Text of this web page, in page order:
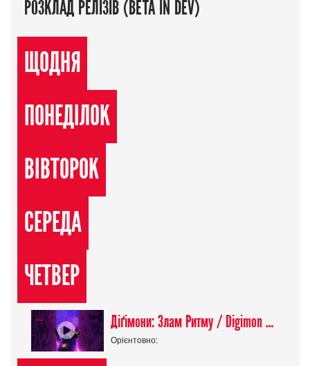
РОЗКЛАД РЕЛІЗІВ (BETA IN DEV)
ЩОДНЯ
ПОНЕДІЛОК
ВІВТОРОК
СЕРЕДА
ЧЕТВЕР
Діґімони: Злам Ритму / Digimon Beatbreak
Орієнтовно: